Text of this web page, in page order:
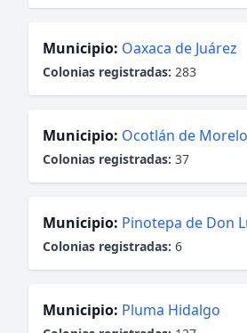
Municipio: Oaxaca de Juárez
Colonias registradas: 283
Municipio: Ocotlán de
Colonias registradas: 37
Municipio: Pinotepa de Don
Colonias registradas: 6
Municipio: Pluma Hidalgo